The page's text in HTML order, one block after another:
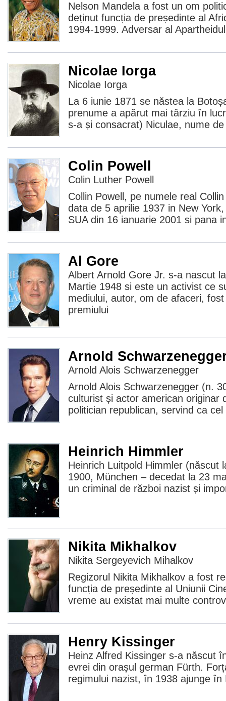
Nelson Mandela a fost un om
deținut funcția de președinte al
1994-1999. Adversar al
Nicolae Iorga
Nicolae Iorga
La 6 iunie 1871 se năstea la
prenume a apărut mai târziu în
s-a și consacrat) Niculae, nume
Colin Powell
Colin Luther Powell
Collin Powell, pe numele real
data de 5 aprilie 1937 in New
SUA din 16 ianuarie 2001 si pana
Al Gore
Albert Arnold Gore Jr. s-a nascut
Martie 1948 si este un activist ce
mediului, autor, om de afaceri,
premiului
Arnold
Arnold Alois Schwarzenegger
Arnold Alois Schwarzenegger (n.
culturist și actor american originar
politician republican, servind ca cel
Heinrich Himmler
Heinrich Luitpold Himmler (născut
1900, München – decedat la 23
un criminal de război nazist și
Nikita Mikhalkov
Nikita Sergeyevich Mihalkov
Regizorul Nikita Mikhalkov a fost
funcția de președinte al Uniunii
vreme au existat mai multe
Henry Kissinger
Heinz Alfred Kissinger s-a născut
evrei din orașul german Fürth.
regimului nazist, în 1938 ajunge